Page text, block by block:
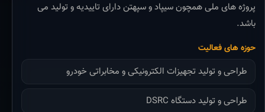
پروژه های ملی همچون سیپاد و سپهتن دارای تاییدیه و تولید می
باشد.
حوزه های فعالیت
طراحی و تولید تجهیزات الکترونیکی و مخابراتی خودرو
طراحی و تولید دستگاه DSRC